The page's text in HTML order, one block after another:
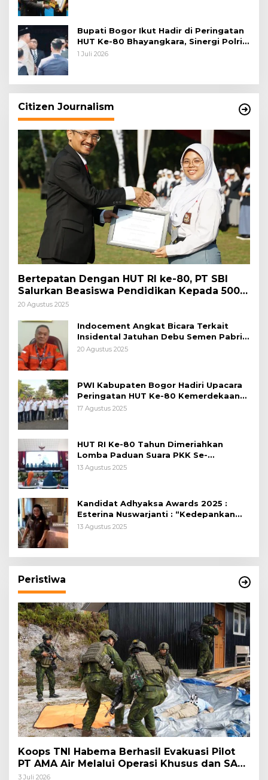
Bupati Bogor Ikut Hadir di Peringatan
HUT Ke-80 Bhayangkara, Sinergi Polri
dan Pemkab Bogor Jadi Kunci Menjaga
1 Juli 2026
Citizen Journalism
Bertepatan Dengan HUT RI ke-80, PT SBI
Salurkan Beasiswa Pendidikan Kepada 500
Pelajar
20 Agustus 2025
Indocement Angkat Bicara Terkait
Insidental Jatuhan Debu Semen Pabrik
Citeureup
20 Agustus 2025
PWI Kabupaten Bogor Hadiri Upacara
Peringatan HUT Ke-80 Kemerdekaan
RI, di Lapangan Tegar Beriman
17 Agustus 2025
HUT RI Ke-80 Tahun Dimeriahkan
Lomba Paduan Suara PKK Se-
Kabupaten Bogor
13 Agustus 2025
Kandidat Adhyaksa Awards 2025 :
Esterina Nuswarjanti : “Kedepankan
Keadilan Restoratif Wujudkan
13 Agustus 2025
Peristiwa
Koops TNI Habema Berhasil Evakuasi Pilot
PT AMA Air Melalui Operasi Khusus dan SAR
Taktis
3 Juli 2026